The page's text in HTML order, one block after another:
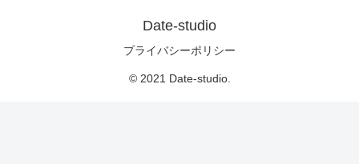
Date-studio
プライバシーポリシー
© 2021 Date-studio.